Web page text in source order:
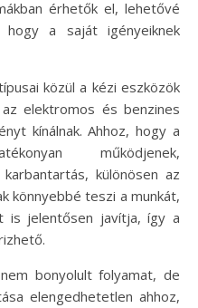
érhetők el, lehetővé
a saját igényeiknek
közül a kézi eszközök
elektromos és benzines
kínálnak. Ahhoz, hogy a
működjenek,
különösen az
könnyebbé teszi a munkát,
is jelentősen javítja, így a
bonyolult folyamat, de
elengedhetetlen ahhoz,